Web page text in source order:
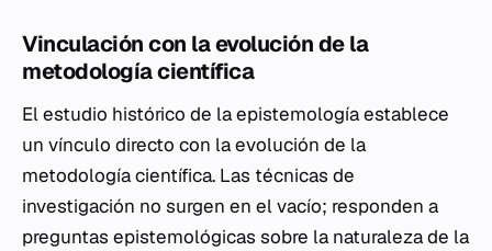
Vinculación con la evolución de la
metodología científica
El estudio histórico de la epistemología establece
un vínculo directo con la evolución de la
metodología científica. Las técnicas de
investigación no surgen en el vacío; responden a
preguntas epistemológicas sobre la naturaleza de la